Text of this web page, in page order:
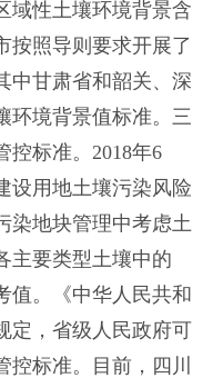
域性土壤环境背景含
按照导则要求开展了
中甘肃省和韶关、深
环境背景值标准。三
控标准。2018年6
设用地土壤污染风险
染地块管理中考虑土
主要类型土壤中的
值。《中华人民共和
定，省级人民政府可
标准。目前，四川